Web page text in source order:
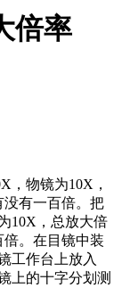
倍率
，物镜为10X，
没有一百倍。把
10X，总放大倍
。在目镜中装
工作台上放入
上的十字分划测